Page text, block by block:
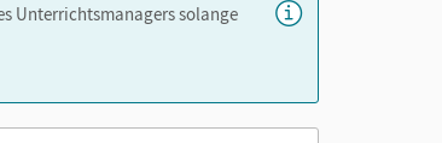
Lernen App.
Unterrichtsmanagers solange